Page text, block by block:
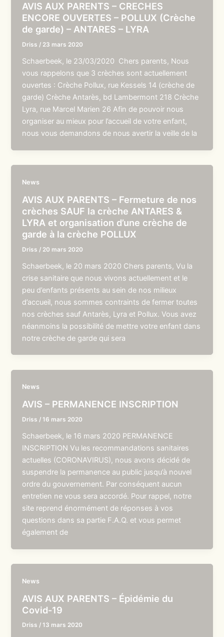
AVIS AUX PARENTS – CRECHES
ENCORE OUVERTES – POLLUX (Crèche
de garde) – ANTARES – LYRA
Driss / 23 mars 2020
Schaerbeek, le 23/03/2020 Chers parents, Nous
vous rappelons que 3 crèches sont actuellement
ouvertes : Crèche Pollux, rue Kessels 14 (crèche de
garde) Crèche Antarès, bd Lambermont 218 Crèche
Lyra, rue Marcel Marien 26 Afin de pouvoir nous
organiser au mieux pour l’accueil de votre enfant,
nous vous demandons de nous avertir la veille de la
News
AVIS AUX PARENTS – Fermeture de nos
crèches SAUF la crèche ANTARES &
LYRA et organisation d’une crèche de
garde à la crèche POLLUX
Driss / 20 mars 2020
Schaerbeek, le 20 mars 2020 Chers parents, Vu la
crise sanitaire que nous vivons actuellement et le
peu d’enfants présents au sein de nos milieux
d’accueil, nous sommes contraints de fermer toutes
nos crèches sauf Antarès, Lyra et Pollux. Vous avez
néanmoins la possibilité de mettre votre enfant dans
notre crèche de garde qui sera
News
AVIS – PERMANENCE INSCRIPTION
Driss /16 mars 2020
Schaerbeek, le 16 mars 2020 PERMANENCE
INSCRIPTION Vu les recommandations sanitaires
actuelles (CORONAVIRUS), nous avons décidé de
suspendre la permanence au public jusqu’à nouvel
ordre du gouvernement. Par conséquent aucun
entretien ne vous sera accordé. Pour rappel, notre
site reprend énormément de réponses à vos
questions dans sa partie F.A.Q. et vous permet
également de
News
AVIS AUX PARENTS – Épidémie du
Covid-19
Driss /13 mars 2020